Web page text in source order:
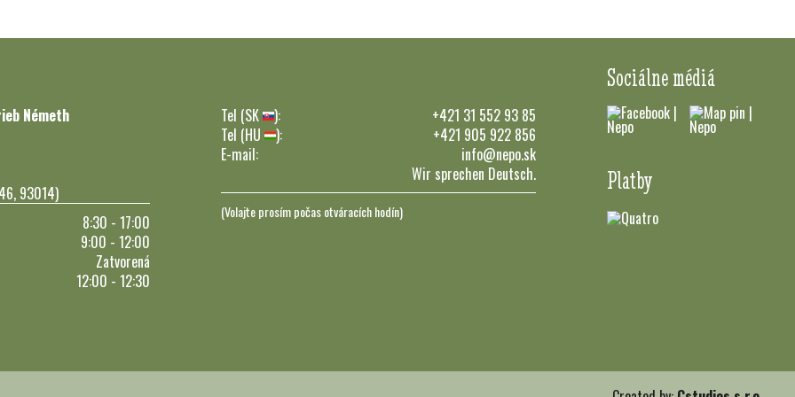
Németh
93014)
8:30 - 17:00
9:00 - 12:00
Zatvorená
12:00 - 12:30
Tel (SK ):
+421 31 552 93 85
Tel (HU
):
+421 905 922 856
E-mail:
info@nepo.sk
Wir sprechen Deutsch.
(Volajte prosím počas otváracích hodín)
Sociálne médiá
Platby